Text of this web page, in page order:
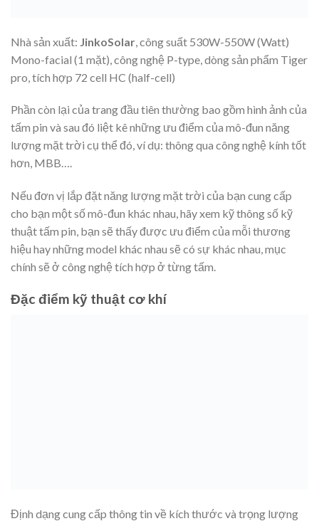
Nhà sản xuất: JinkoSolar , công suất 530W-550W (Watt)
Mono-facial (1 mặt), công nghệ P-type, dòng sản phẩm Tiger
pro, tích hợp 72 cell HC (half-cell)
Phần còn lại của trang đầu tiên thường bao gồm hình ảnh của
tấm pin và sau đó liệt kê những ưu điểm của mô-đun năng
lượng mặt trời cụ thể đó, ví dụ: thông qua công nghệ kính tốt
hơn, MBB….
Nếu đơn vị lắp đặt năng lượng mặt trời của bạn cung cấp
cho bạn một số mô-đun khác nhau, hãy xem kỹ thông số kỹ
thuật tấm pin, bạn sẽ thấy được ưu điểm của mỗi thương
hiệu hay những model khác nhau sẽ có sự khác nhau, mục
chính sẽ ở công nghệ tích hợp ở từng tấm.
Đặc điểm kỹ thuật cơ khí
Định dạng cung cấp thông tin về kích thước và trọng lượng